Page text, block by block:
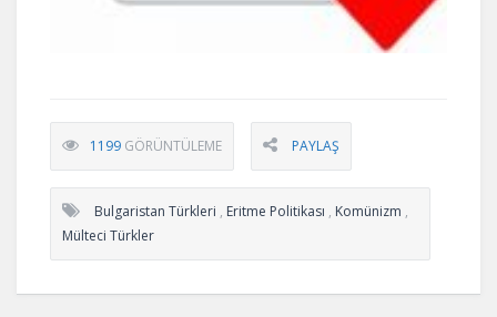
1199 GÖRÜNTÜLEME PAYLAŞ
Bulgaristan Türkleri , Eritme Politikası , Komünizm ,
Mülteci Türkler